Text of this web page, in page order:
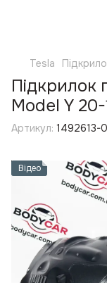
Tesla
Підкрилок
Model Y
Артикул: 1492613-
Відео